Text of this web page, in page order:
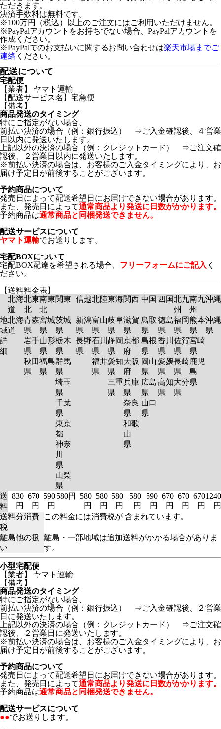
ただきます。
決済手数料は無料です。
※100万円（税込）以上のご注文にはご利用いただけません。
※PayPalアカウントをお持ちでない場合、PayPalアカウントを
作成ください。
※PayPalでのお支払いに関するお問い合わせは楽天市場までご
連絡 ください。
配送について
宅配便
【業者】 ヤマト運輸
【配送サービス名】宅急便
【備考】
商品発送のタイミング
特にご指定がない場合、
前払い決済の場合（例：銀行振込） ⇒ご入金確認後、４営業
日以内に発送いたします。
上記以外の決済の場合（例：クレジットカード） ⇒ご注文確
認後、２営業日以内に発送いたします。
※前払い決済の場合は、お客様のご入金タイミングにより、お
届け予定日が前後することがございます。
予約商品について
発売日によって配送希望日にお届けできない場合があります。
また、発売日によって通常商品より発送に日数がかかります。
予約商品は通常商品と同梱発送できません。
配送サービスについて
ヤマト運輸でお送りします。
宅配BOXについて
宅配BOX配達を希望される場合、 フリーフォームにご記入 く
ださい。
【送料料金表】
北海
道
北東
北
南東
北
関東 信越北陸東海関西 中国 四国北九
州
南九
州
沖縄
地
域
詳
細
北海
道
青森
県
岩手
県
秋田
県
宮城
県
山形
県
福島
県
茨城
県
栃木
県
群馬
県
埼玉
県
千葉
県
東京
都
神奈
川
県
山梨
県
新潟
県
長野
県
富山
県
石川
県
福井
県
岐阜
県
静岡
県
愛知
県
三重
県
滋賀
県
京都
府
大阪
府
兵庫
県
奈良
県
和歌
山
県
鳥取
県
島根
県
岡山
県
広島
県
山口
県
徳島
県
香川
県
愛媛
県
高知
県
福岡
県
佐賀
県
長崎
県
大分
県
熊本
県
宮崎
県
鹿児
島
県
沖縄
県
送
料
830
円
670
円
590
円
580円
580
円
580
円
580
円
580
円
590
円
670
円
670
円
670
円
1240
円
送料分消費
税
この料金には消費税が 含まれています。
離島他の扱
い
離島・一部地域は追加送料がかかる場合がありま
す。
小型宅配便
【業者】 ヤマト運輸
【備考】
商品発送のタイミング
特にご指定がない場合、
前払い決済の場合（例：銀行振込） ⇒ご入金確認後、２営業
日に発送いたします。
上記以外の決済の場合（例：クレジットカード） ⇒ご注文確
認後、２営業日に発送いたします。
※前払い決済の場合は、お客様のご入金タイミングにより、お
届け予定日が前後することがございます。
予約商品について
発売日によって配送希望日にお届けできない場合があります。
また、発売日によって通常商品より発送に日数がかかります。
予約商品は通常商品と同梱発送できません。
配送サービスについて
●●でお送りします。